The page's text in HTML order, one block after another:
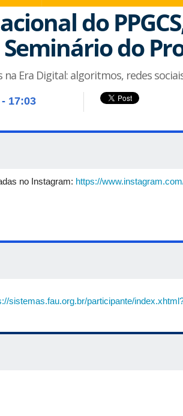
do
do
na Era Digital: algoritmos, redes
17:03
no Instagram: https://
sistemas.fau.org.br/participante/